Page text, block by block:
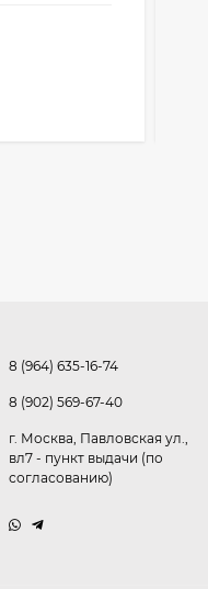
8 (964) 635-16-74
8 (902) 569-67-40
г. Москва, Павловская ул.,
вл7 - пункт выдачи (по
согласованию)